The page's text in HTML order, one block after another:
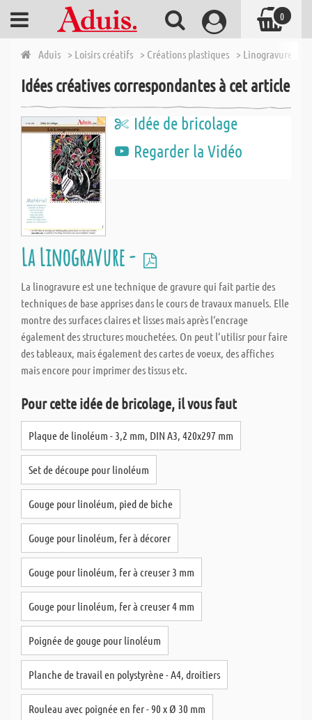
Aduis > Loisirs créatifs > Créations plastiques > Linogravure
Idées créatives correspondantes à cet article
Idée de bricolage
Regarder la Vidéo
La Linogravure -
La linogravure est une technique de gravure qui fait partie des
techniques de base apprises dans le cours de travaux manuels. Elle
montre des surfaces claires et lisses mais après l‘encrage
également des structures mouchetées. On peut l‘utilisr pour faire
des tableaux, mais également des cartes de voeux, des affiches
mais encore pour imprimer des tissus etc.
Pour cette idée de bricolage, il vous faut
Plaque de linoléum - 3,2 mm, DIN A3, 420x297 mm
Set de découpe pour linoléum
Gouge pour linoléum, pied de biche
Gouge pour linoléum, fer à décorer
Gouge pour linoléum, fer à creuser 3 mm
Gouge pour linoléum, fer à creuser 4 mm
Poignée de gouge pour linoléum
Planche de travail en polystyrène - A4, droitiers
Rouleau avec poignée en fer - 90 x Ø 30 mm
0